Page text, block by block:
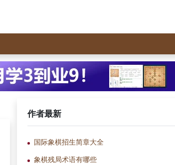
作者最新
国际象棋招生简章大全
象棋残局术语有哪些